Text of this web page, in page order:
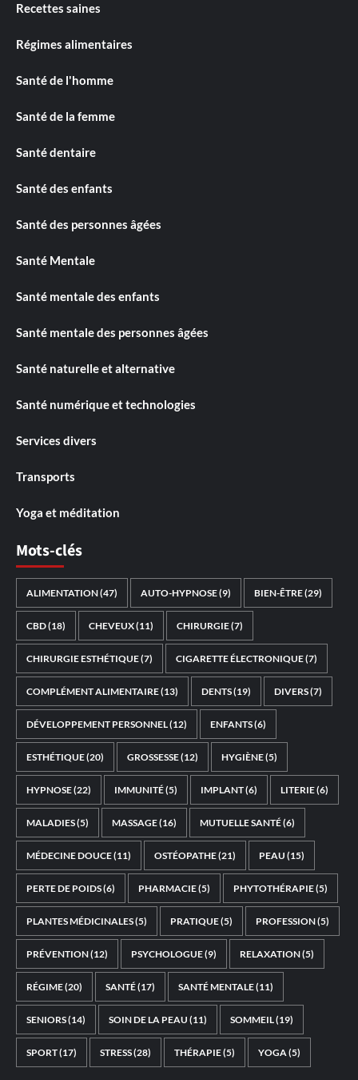
Recettes saines
Régimes alimentaires
Santé de l'homme
Santé de la femme
Santé dentaire
Santé des enfants
Santé des personnes âgées
Santé Mentale
Santé mentale des enfants
Santé mentale des personnes âgées
Santé naturelle et alternative
Santé numérique et technologies
Services divers
Transports
Yoga et méditation
Mots-clés
ALIMENTATION(47) AUTO-HYPNOSE(9) BIEN-ÊTRE(29)
CBD(18) CHEVEUX(11) CHIRURGIE(7)
CHIRURGIE ESTHÉTIQUE(7) CIGARETTE ÉLECTRONIQUE(7)
COMPLÉMENT ALIMENTAIRE(13) DENTS(19) DIVERS(7)
DÉVELOPPEMENT PERSONNEL(12) ENFANTS(6)
ESTHÉTIQUE(20) GROSSESSE(12) HYGIÈNE(5)
HYPNOSE(22) IMMUNITÉ(5) IMPLANT(6) LITERIE(6)
MALADIES(5) MASSAGE(16) MUTUELLE SANTÉ(6)
MÉDECINE DOUCE(11) OSTÉOPATHE(21) PEAU (15)
PERTE DE POIDS(6) PHARMACIE(5) PHYTOTHÉRAPIE(5)
PLANTES MÉDICINALES(5) PRATIQUE(5) PROFESSION(5)
PRÉVENTION(12) PSYCHOLOGUE(9) RELAXATION(5)
RÉGIME(20) SANTÉ(17) SANTÉ MENTALE(11)
SENIORS(14) SOIN DE LA PEAU (11) SOMMEIL(19)
SPORT(17) STRESS(28) THÉRAPIE(5) YOGA(5)